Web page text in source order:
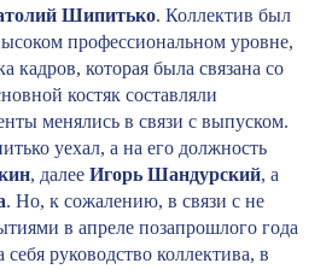
Шипитько. Коллектив был
профессиональном уровне,
кадров, которая была связана со
костяк составляли
менялись в связи с выпуском.
уехал, а на его должность
, далее Игорь Шандурский, а
. Но, к сожалению, в связи с не
в апреле позапрошлого года
руководство коллектива, в